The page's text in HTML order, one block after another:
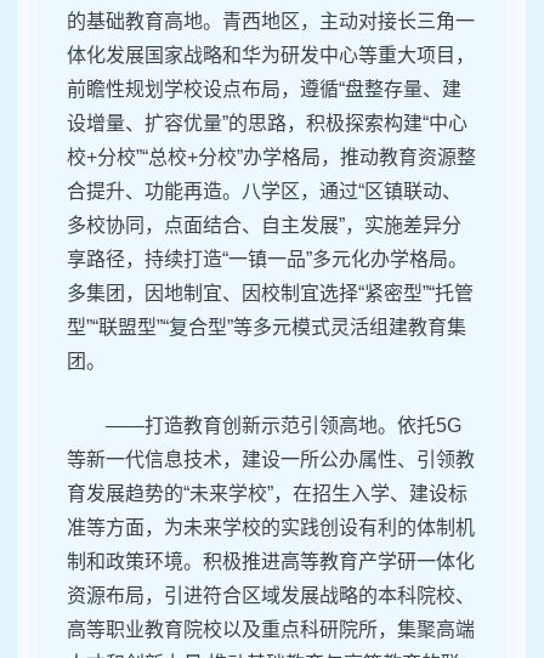
的基础教育高地。青西地区，主动对接长三角一
体化发展国家战略和华为研发中心等重大项目，
前瞻性规划学校设点布局，遵循“盘整存量、建
设增量、扩容优量”的思路，积极探索构建“中心
校+分校”“总校+分校”办学格局，推动教育资源整
合提升、功能再造。八学区，通过“区镇联动、
多校协同，点面结合、自主发展”，实施差异分
享路径，持续打造“一镇一品”多元化办学格局。
多集团，因地制宜、因校制宜选择“紧密型”“托管
型”“联盟型”“复合型”等多元模式灵活组建教育集
团。
——打造教育创新示范引领高地。依托5G
等新一代信息技术，建设一所公办属性、引领教
育发展趋势的“未来学校”，在招生入学、建设标
准等方面，为未来学校的实践创设有利的体制机
制和政策环境。积极推进高等教育产学研一体化
资源布局，引进符合区域发展战略的本科院校、
高等职业教育院校以及重点科研院所，集聚高端